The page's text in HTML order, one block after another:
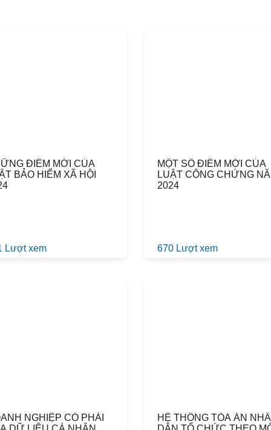
ĐIỂM MỚI CỦA
BẢO HIỂM XÃ HỘI
Lượt xem
MỘT SỐ ĐIỂM MỚI CỦA
LUẬT CÔNG CHỨNG
2024
670 Lượt xem
NGHIỆP CÓ PHẢI
HỆ THỐNG TÒA ÁN